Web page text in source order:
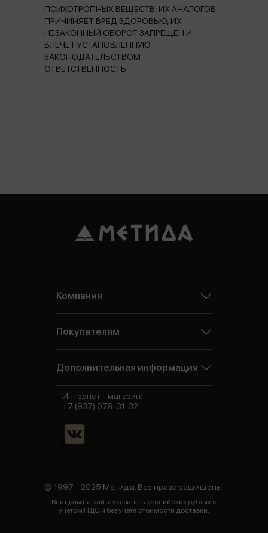
ПСИХОТРОПНЫХ ВЕЩЕСТВ, ИХ АНАЛОГОВ
ПРИЧИНЯЕТ ВРЕД ЗДОРОВЬЮ, ИХ
НЕЗАКОННЫЙ ОБОРОТ ЗАПРЕЩЕН И
ВЛЕЧЕТ УСТАНОВЛЕННУЮ
ЗАКОНОДАТЕЛЬСТВОМ
ОТВЕТСТВЕННОСТЬ.
Компания
Покупателям
Дополнительная информация
© 1997 - 2025 Метида. Все права защищены.
Все цены на сайте указаны в российских рублях с
учетом НДС и без учета стоимости доставки.
Интернет - магазин:
+7 (937) 079-31-32